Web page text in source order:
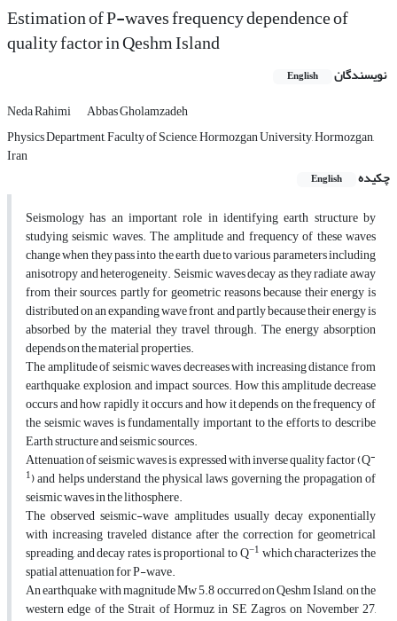
Estimation of P-waves frequency dependence of
quality factor in Qeshm Island
نویسندگان English
Neda Rahimi
Abbas Gholamzadeh
Physics Department, Faculty of Science, Hormozgan University, Hormozgan,
Iran
چکیده
English
Seismology has an important role in identifying earth structure by
studying seismic waves. The amplitude and frequency of these waves
change when they pass into the earth due to various parameters including
anisotropy and heterogeneity. Seismic waves decay as they radiate away
from their sources, partly for geometric reasons because their energy is
distributed on an expanding wave front, and partly because their energy is
absorbed by the material they travel through. The energy absorption
depends on the material properties.
The amplitude of seismic waves decreases with increasing distance from
earthquake, explosion, and impact sources. How this amplitude decrease
occurs and how rapidly it occurs and how it depends on the frequency of
the seismic waves is fundamentally important to the efforts to describe
Earth structure and seismic sources.
Attenuation of seismic waves is expressed with inverse quality factor (Q-
1) and helps understand the physical laws governing the propagation of
seismic waves in the lithosphere.
The observed seismic-wave amplitudes usually decay exponentially
with increasing traveled distance after the correction for geometrical
spreading, and decay rates is proportional to Q−1 which characterizes the
spatial attenuation for P-wave.
An earthquake with magnitude Mw 5.8 occurred on Qeshm Island, on the
western edge of the Strait of Hormuz in SE Zagros, on November 27,